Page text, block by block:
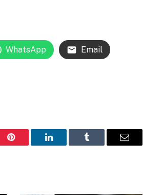
WhatsApp Email
Pinterest LinkedIn Tumblr Email